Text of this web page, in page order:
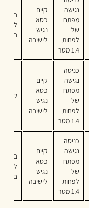
נגישה
מפתח
של
לפחות
1.4 מטר
קיים
כסא
נגיש
לישיבה
לקיים
בקניון
כניסה
נגישה
מפתח
של
לפחות
1.4 מטר
קיים
כסא
נגיש
לישיבה
קיים
כניסה
נגישה
מפתח
של
לפחות
1.4 מטר
קיים
כסא
נגיש
לישיבה
לקיים
בקניון